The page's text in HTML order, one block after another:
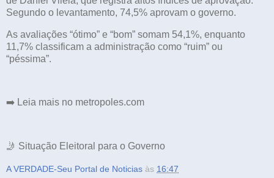
Segundo o levantamento, 74,5% aprovam o governo.
As avaliações “ótimo” e “bom” somam 54,1%, enquanto
11,7% classificam a administração como “ruim” ou
“péssima”.
➡️ Leia mais no metropoles.com
🤳 Situação Eleitoral para o Governo
A VERDADE-Seu Portal de Noticias às 16:47